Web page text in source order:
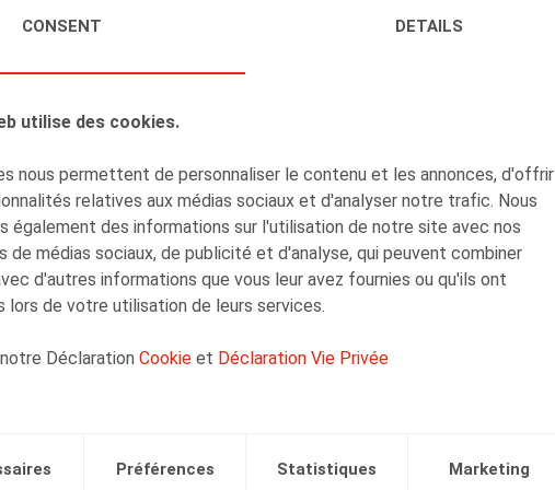
CONSENT DETAILS
utilise des cookies.
nous permettent de personnaliser le contenu et les annonces, d'offrir
relatives aux médias sociaux et d'analyser notre trafic. Nous
également des informations sur l'utilisation de notre site avec nos
de médias sociaux, de publicité et d'analyse, qui peuvent combiner
d'autres informations que vous leur avez fournies ou qu'ils ont
de votre utilisation de leurs services.
Déclaration Cookie et Déclaration Vie Privée
Préférences Statistiques Marketing
Jan Lein
Counsel